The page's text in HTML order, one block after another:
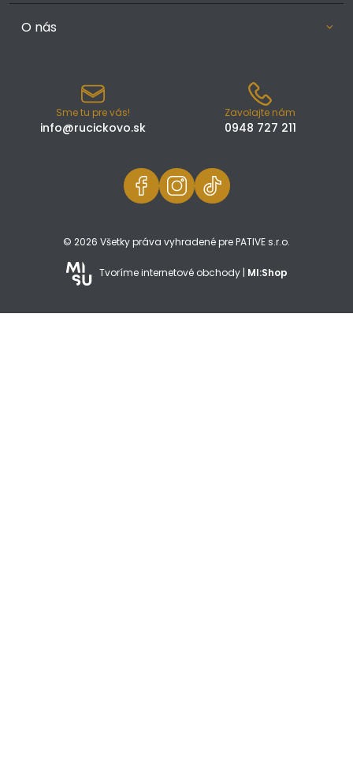
O nás
Sme tu pre vás!
info@rucickovo.sk
Zavolajte nám
0948 727 211
© 2026 Všetky práva vyhradené pre PATIVE s.r.o.
Tvoríme internetové obchody | MI:Shop